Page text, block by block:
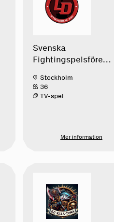
Svenska
Fightingspelsföreni
Stockholm
36
TV-spel
Mer information